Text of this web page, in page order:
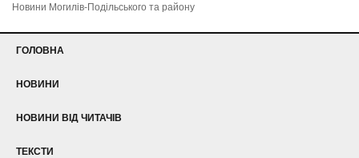
Новини Могилів-Подільського та району
ГОЛОВНА
НОВИНИ
НОВИНИ ВІД ЧИТАЧІВ
ТЕКСТИ